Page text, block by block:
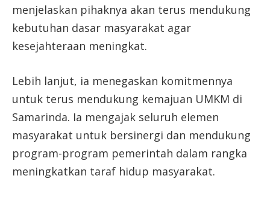
menjelaskan pihaknya akan terus mendukung
kebutuhan dasar masyarakat agar
kesejahteraan meningkat.
Lebih lanjut, ia menegaskan komitmennya
untuk terus mendukung kemajuan UMKM di
Samarinda. Ia mengajak seluruh elemen
masyarakat untuk bersinergi dan mendukung
program-program pemerintah dalam rangka
meningkatkan taraf hidup masyarakat.